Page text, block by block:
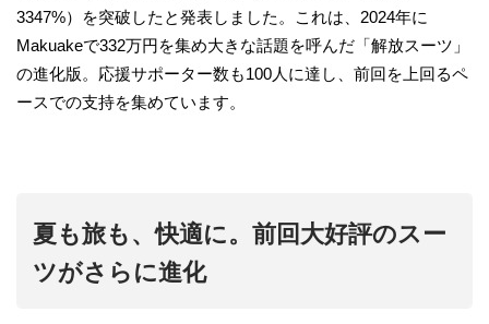
3347%）を突破したと発表しました。これは、2024年に
Makuakeで332万円を集め大きな話題を呼んだ「解放スーツ」
の進化版。応援サポーター数も100人に達し、前回を上回るペ
ースでの支持を集めています。
夏も旅も、快適に。前回大好評のスー
ツがさらに進化